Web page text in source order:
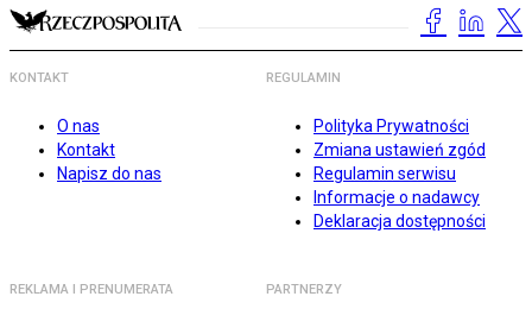
KONTAKT
O nas
Kontakt
Napisz do nas
REGULAMIN
Polityka Prywatności
Zmiana ustawień zgód
Regulamin serwisu
Informacje o nadawcy
Deklaracja dostępności
REKLAMA I PRENUMERATA PARTNERZY